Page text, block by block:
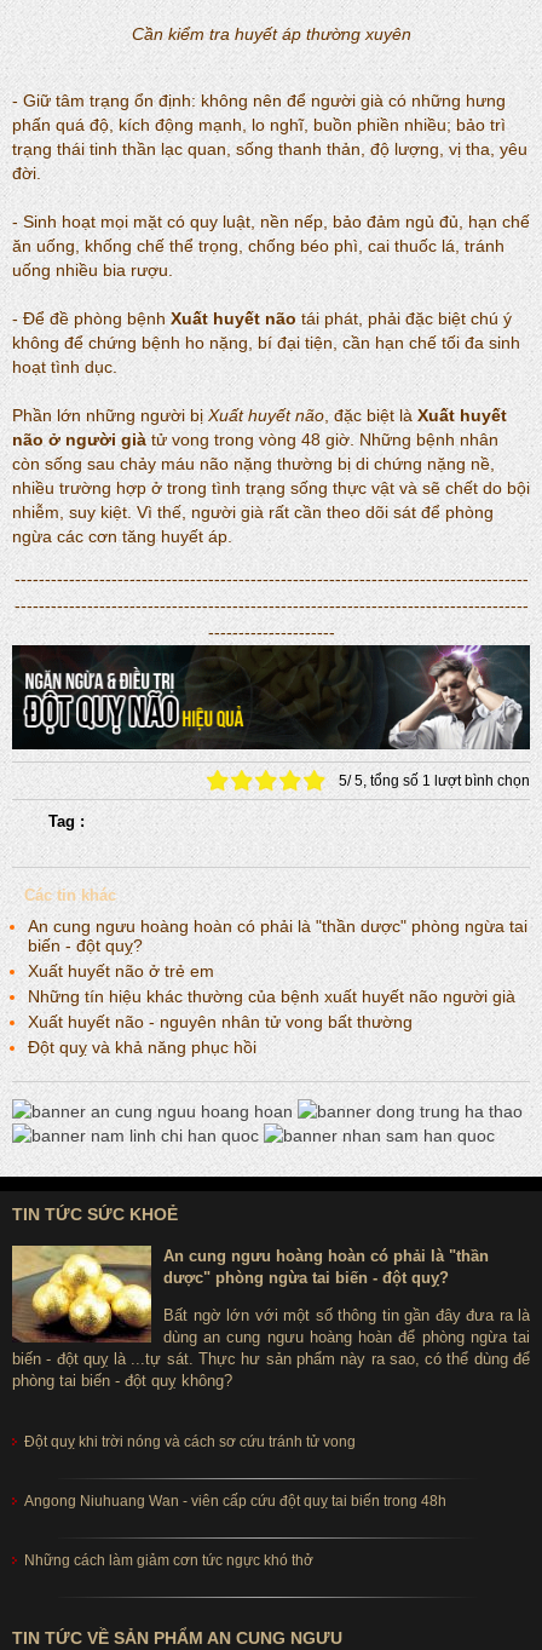
Cần kiểm tra huyết áp thường xuyên
- Giữ tâm trạng ổn định: không nên để người già có những hưng
phấn quá độ, kích động mạnh, lo nghĩ, buồn phiền nhiều; bảo trì
trạng thái tinh thần lạc quan, sống thanh thản, độ lượng, vị tha, yêu
đời.
- Sinh hoạt mọi mặt có quy luật, nền nếp, bảo đảm ngủ đủ, hạn chế
ăn uống, khống chế thể trọng, chống béo phì, cai thuốc lá, tránh
uống nhiều bia rượu.
- Để đề phòng bệnh Xuất huyết nãotái phát, phải đặc biệt chú ý
không để chứng bệnh ho nặng, bí đại tiện, cần hạn chế tối đa sinh
hoạt tình dục.
Phần lớn những người bị Xuất huyết não, đặc biệt làXuất huyết
não ở người giàtử vong trong vòng 48 giờ. Những bệnh nhân
còn sống sau chảy máu não nặng thường bị di chứng nặng nề,
nhiều trường hợp ở trong tình trạng sống thực vật và sẽ chết do bội
nhiễm, suy kiệt. Vì thế, người già rất cần theo dõi sát để phòng
ngừa các cơn tăng huyết áp.
-------------------------------------------------------------------------------------
-------------------------------------------------------------------------------------
---------------------
5/5, tổng số 1 lượt bình chọn
Tag :
Các tin khác
An cung ngưu hoàng hoàn có phải là "thần dược" phòng ngừa tai
biến - đột quỵ?
Xuất huyết não ở trẻ em
Những tín hiệu khác thường của bệnh xuất huyết não người già
Xuất huyết não - nguyên nhân tử vong bất thường
Đột quỵ và khả năng phục hồi
TIN TỨC SỨC KHOẺ
An cung ngưu hoàng hoàn có phải là "thần
dược" phòng ngừa tai biến - đột quỵ?
Bất ngờ lớn với một số thông tin gần đây đưa ra là
dùng an cung ngưu hoàng hoàn để phòng ngừa tai
biến - đột quỵ là ...tự sát. Thực hư sản phẩm này ra sao, có thể dùng để
phòng tai biến - đột quỵ không?
Đột quỵ khi trời nóng và cách sơ cứu tránh tử vong
Angong Niuhuang Wan - viên cấp cứu đột quỵ tai biến trong 48h
Những cách làm giảm cơn tức ngực khó thở
TIN TỨC VỀ SẢN PHẨM AN CUNG NGƯU